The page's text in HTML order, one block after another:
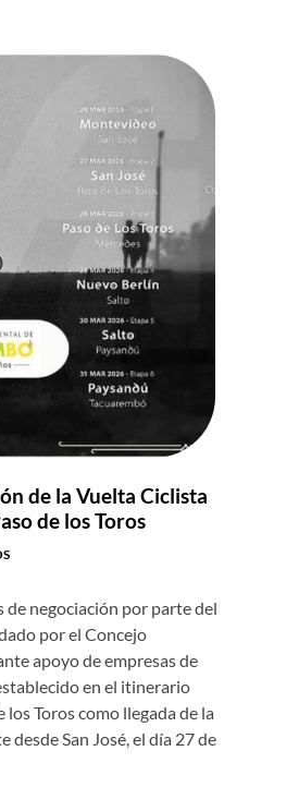
de la Vuelta Ciclista
de los Toros
de negociación por parte del
por el Concejo
apoyo de empresas de
en el itinerario
los Toros como llegada de la
San José, el día 27 de